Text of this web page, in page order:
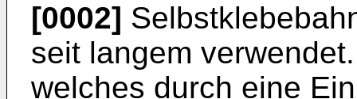
[0002]
seit langem
welches durch eine